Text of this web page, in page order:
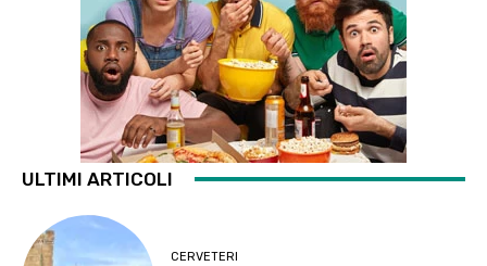
ULTIMI ARTICOLI
CERVETERI